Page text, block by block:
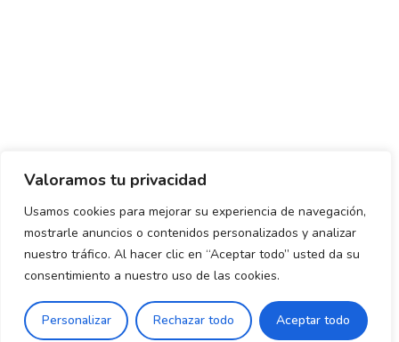
Valoramos tu privacidad
Usamos cookies para mejorar su experiencia de navegación,
mostrarle anuncios o contenidos personalizados y analizar
nuestro tráfico. Al hacer clic en “Aceptar todo” usted da su
consentimiento a nuestro uso de las cookies.
Personalizar Rechazar todo Aceptar todo
Política de envío y devoluciones Política de privacidad
Uso de cookies Aviso legal Términos y condiciones
Declaración de Accesibilidad